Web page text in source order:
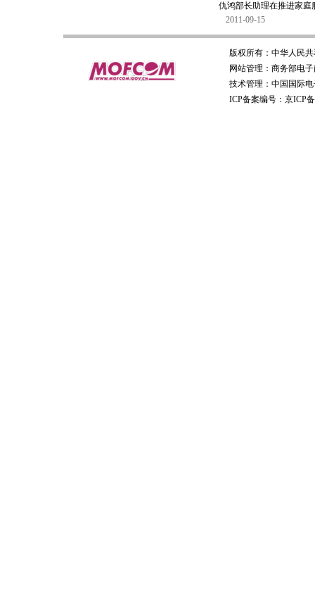
仇鸿部长助理在推进家
2011-09-15
版权所有： 中华人民
网站管理： 商务部电
技术管理： 中国国际
ICP备案编号：京ICP